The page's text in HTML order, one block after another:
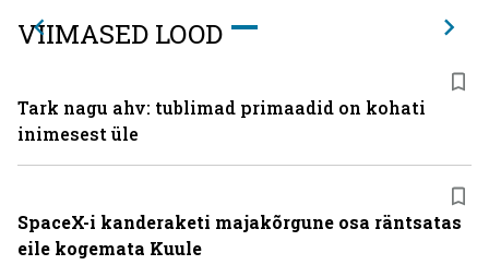
VIIMASED LOOD
Tark nagu ahv: tublimad primaadid on kohati
inimesest üle
SpaceX-i kanderaketi majakõrgune osa räntsatas
eile kogemata Kuule